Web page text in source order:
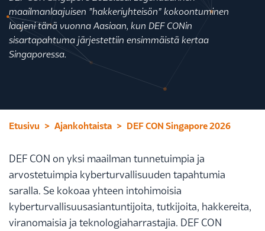
maailmanlaajuisen ”hakkeriyhteisön” kokoontuminen
laajeni tänä vuonna Aasiaan, kun DEF CONin
sisartapahtuma järjestettiin ensimmäistä kertaa
Singaporessa.
Etusivu Ajankohtaista DEF CON Singapore 2026
DEF CON on yksi maailman tunnetuimpia ja
arvostetuimpia kyberturvallisuuden tapahtumia
saralla. Se kokoaa yhteen intohimoisia
kyberturvallisuusasiantuntijoita, tutkijoita, hakkereita,
viranomaisia ja teknologiaharrastajia. DEF CON